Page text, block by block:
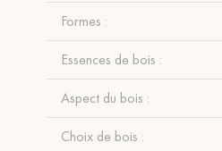
Formes :
Essences de bois :
Aspect du bois :
Choix de bois :